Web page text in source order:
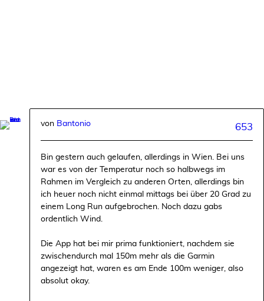
653
von Bantonio
Bin gestern auch gelaufen, allerdings in Wien. Bei uns
war es von der Temperatur noch so halbwegs im
Rahmen im Vergleich zu anderen Orten, allerdings bin
ich heuer noch nicht einmal mittags bei über 20 Grad zu
einem Long Run aufgebrochen. Noch dazu gabs
ordentlich Wind.
Die App hat bei mir prima funktioniert, nachdem sie
zwischendurch mal 150m mehr als die Garmin
angezeigt hat, waren es am Ende 100m weniger, also
absolut okay.